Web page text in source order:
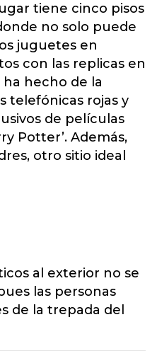
tiene cinco pisos
no solo puede
juguetes en
con las replicas en
hecho de la
telefónicas rojas y
de películas
Potter’. Además,
otro sitio ideal
al exterior no se
las personas
de la trepada del